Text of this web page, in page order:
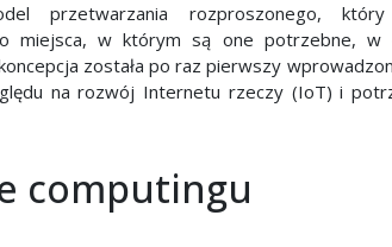
przetwarzania rozproszonego,
miejsca, w którym są one potrzebne, w
została po raz pierwszy
na rozwój Internetu rzeczy (IoT) i
computingu